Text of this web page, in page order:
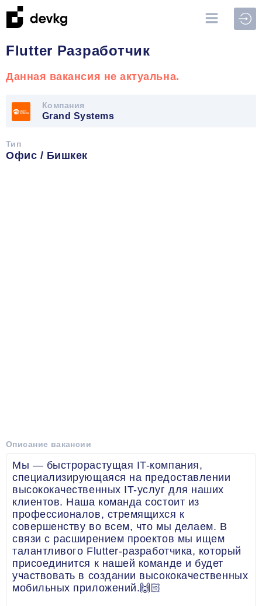
Flutter Разработчик
Данная вакансия не актуальна.
Компания
Grand Systems
Тип
Офис / Бишкек
Описание вакансии
Мы — быстрорастущая IT-компания,
специализирующаяся на предоставлении
высококачественных IT-услуг для наших
клиентов. Наша команда состоит из
профессионалов, стремящихся к
совершенству во всем, что мы делаем. В
связи с расширением проектов мы ищем
талантливого Flutter-разработчика, который
присоединится к нашей команде и будет
участвовать в создании высококачественных
мобильных приложений.🙌🏻